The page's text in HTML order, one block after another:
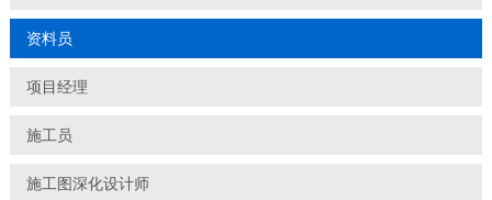
资料员
项目经理
施工员
施工图深化设计师